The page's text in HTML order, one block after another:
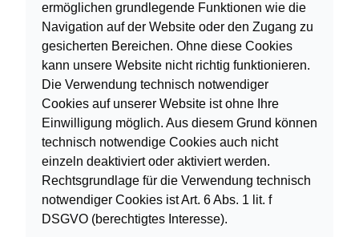
ermöglichen grundlegende Funktionen wie die
Navigation auf der Website oder den Zugang zu
gesicherten Bereichen. Ohne diese Cookies
kann unsere Website nicht richtig funktionieren.
Die Verwendung technisch notwendiger
Cookies auf unserer Website ist ohne Ihre
Einwilligung möglich. Aus diesem Grund können
technisch notwendige Cookies auch nicht
einzeln deaktiviert oder aktiviert werden.
Rechtsgrundlage für die Verwendung technisch
notwendiger Cookies ist Art. 6 Abs. 1 lit. f
DSGVO (berechtigtes Interesse).